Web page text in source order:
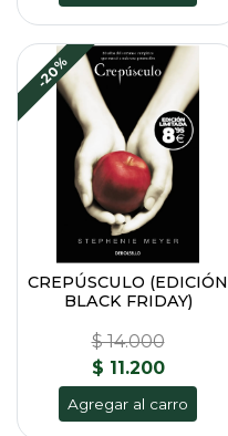
-20%
CREPÚSCULO (EDICIÓN
BLACK FRIDAY)
$ 14.000
$ 11.200
Agregar al carro